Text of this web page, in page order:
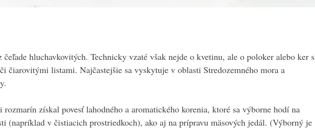
hluchavkovitých. Technicky vzaté však nejde o kvetinu, ale o poloker alebo ker s
čiarovitými listami. Najčastejšie sa vyskytuje v oblasti Stredozemného mora a
rozmarín získal povesť lahodného a aromatického korenia, ktoré sa výborne hodí na
(napríklad v čistiacich prostriedkoch), ako aj na prípravu mäsových jedál. (Výborný je